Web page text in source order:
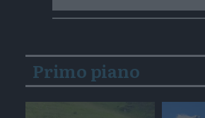
Primo piano